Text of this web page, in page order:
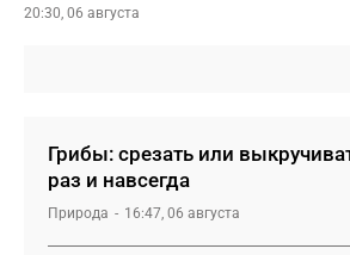
20:30, 06 августа
Грибы: срезать или
раз и навсегда
Природа 16:47, 06 августа